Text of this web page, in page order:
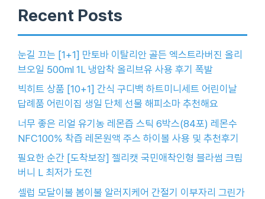
Recent Posts
눈길 끄는 [1+1] 만토바 이탈리안 골든 엑스트라버진 올리
브오일 500ml 1L 냉압착 올리브유 사용 후기 폭발
빅히트 상품 [10+1] 간식 구디백 하트미니세트 어린이날
답례품 어린이집 생일 단체 선물 해피소마 추천해요
너무 좋은 리얼 유기농 레몬즙 스틱 6박스(84포) 레몬수
NFC100% 착즙 레몬원액 주스 하이볼 사용 및 추천후기
필요한 순간 [도착보장] 젤리캣 국민애착인형 블라썸 크림
버니 L 최저가 도전
셀럽 모달이불 봄이불 알러지케어 간절기 이부자리 그린가